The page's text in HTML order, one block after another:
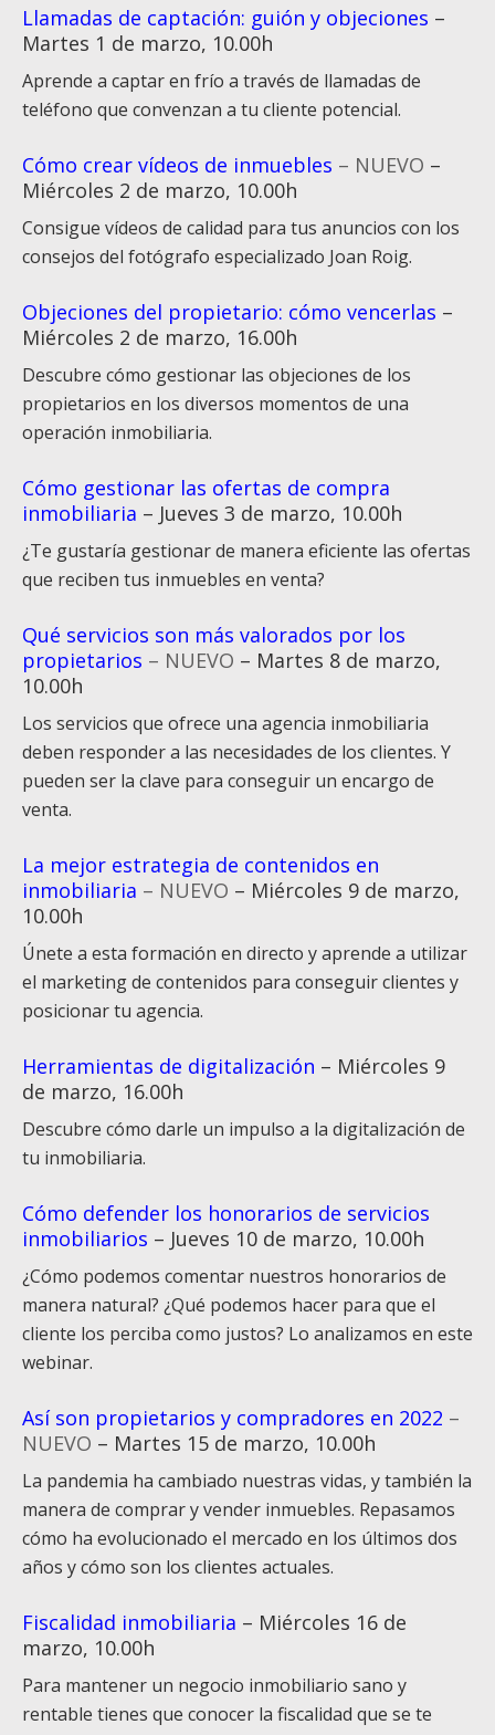
Llamadas de captación: guión y objeciones –
Martes 1 de marzo, 10.00h
Aprende a captar en frío a través de llamadas de
teléfono que convenzan a tu cliente potencial.
Cómo crear vídeos de inmuebles – NUEVO –
Miércoles 2 de marzo, 10.00h
Consigue vídeos de calidad para tus anuncios con los
consejos del fotógrafo especializado Joan Roig.
Objeciones del propietario: cómo vencerlas –
Miércoles 2 de marzo, 16.00h
Descubre cómo gestionar las objeciones de los
propietarios en los diversos momentos de una
operación inmobiliaria.
Cómo gestionar las ofertas de compra
inmobiliaria – Jueves 3 de marzo, 10.00h
¿Te gustaría gestionar de manera eficiente las ofertas
que reciben tus inmuebles en venta?
Qué servicios son más valorados por los
propietarios – NUEVO – Martes 8 de marzo,
10.00h
Los servicios que ofrece una agencia inmobiliaria
deben responder a las necesidades de los clientes. Y
pueden ser la clave para conseguir un encargo de
venta.
La mejor estrategia de contenidos en
inmobiliaria – NUEVO – Miércoles 9 de marzo,
10.00h
Únete a esta formación en directo y aprende a utilizar
el marketing de contenidos para conseguir clientes y
posicionar tu agencia.
Herramientas de digitalización – Miércoles 9
de marzo, 16.00h
Descubre cómo darle un impulso a la digitalización de
tu inmobiliaria.
Cómo defender los honorarios de servicios
inmobiliarios – Jueves 10 de marzo, 10.00h
¿Cómo podemos comentar nuestros honorarios de
manera natural? ¿Qué podemos hacer para que el
cliente los perciba como justos? Lo analizamos en este
webinar.
Así son propietarios y compradores en 2022 –
NUEVO – Martes 15 de marzo, 10.00h
La pandemia ha cambiado nuestras vidas, y también la
manera de comprar y vender inmuebles. Repasamos
cómo ha evolucionado el mercado en los últimos dos
años y cómo son los clientes actuales.
Fiscalidad inmobiliaria – Miércoles 16 de
marzo, 10.00h
Para mantener un negocio inmobiliario sano y
rentable tienes que conocer la fiscalidad que se te